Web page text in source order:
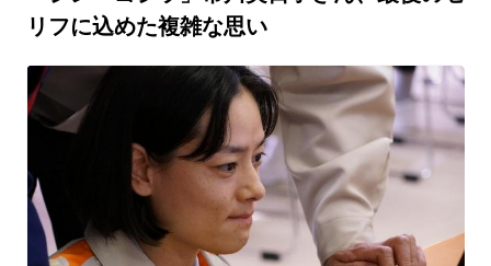
リフに込めた複雑な思い